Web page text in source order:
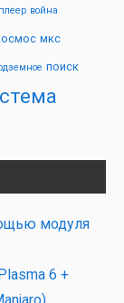
война
мкс
поиск
модуля
6 +